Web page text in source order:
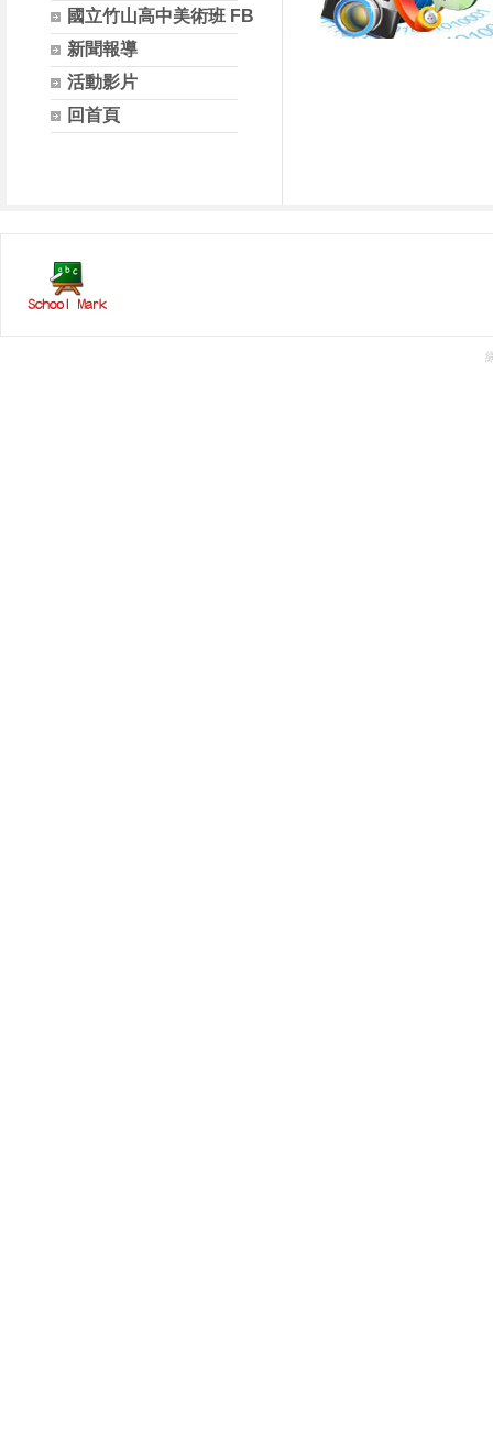
國立竹山高中美術班 FB
新聞報導
活動影片
回首頁